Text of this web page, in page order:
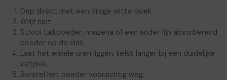
Dep direct met een droge witte doek.
Wrijf niet.
Strooi talkpoeder, maïzena of een ander fijn absorberend
poeder op de vlek.
Laat het enkele uren liggen, liefst langer bij een duidelijke
vetplek.
Borstel het poeder voorzichtig weg.